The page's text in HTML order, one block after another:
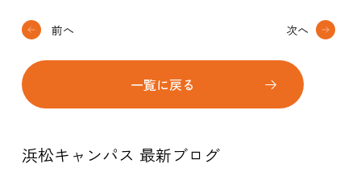
前へ
一覧に戻る
次へ
浜松キャンパス 最新ブログ